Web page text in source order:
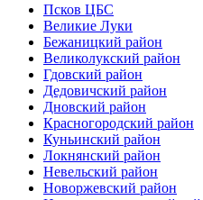
Псков ЦБС
Великие Луки
Бежаницкий район
Великолукский район
Гдовский район
Дедовичский район
Дновский район
Красногородский район
Куньинский район
Локнянский район
Невельский район
Новоржевский район